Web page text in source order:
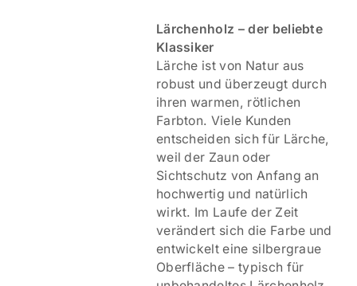
Lärchenholz – der beliebte
Klassiker
Lärche ist von Natur aus
robust und überzeugt durch
ihren warmen, rötlichen
Farbton. Viele Kunden
entscheiden sich für Lärche,
weil der Zaun oder
Sichtschutz von Anfang an
hochwertig und natürlich
wirkt. Im Laufe der Zeit
verändert sich die Farbe und
entwickelt eine silbergraue
Oberfläche – typisch für